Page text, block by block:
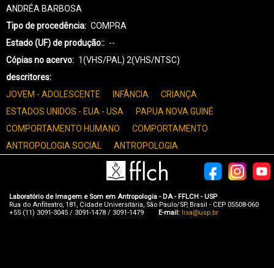
ANDRÉA BARBOSA
Tipo de procedência
COMPRA
Estado (UF) de produção:
--
Cópias no acervo
1(VHS/PAL) 2(VHS/NTSC)
descritores
JOVEM - ADOLESCENTE
INFÂNCIA
CRIANÇA
ESTADOS UNIDOS - EUA - USA
PAPUA NOVA GUINÉ
COMPORTAMENTO HUMANO
COMPORTAMENTO
ANTROPOLOGIA SOCIAL
ANTROPOLOGIA
Laboratório de Imagem e Som em Antropologia - DA - FFLCH - USP
Rua do Anfiteatro, 181, Cidade Universitária, São Paulo/SP, Brasil - CEP 05508-060
+55 (11) 3091-3045 / 3091-1478 / 3091-1479 E-mail: lisa@usp.br